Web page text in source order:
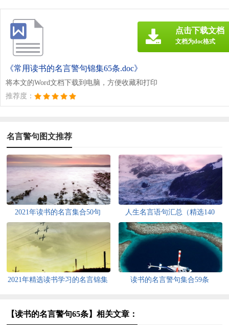
《常用读书的名言警句锦集65条.doc》
将本文的Word文档下载到电脑，方便收藏和打印
推荐度：
点击下载文档
文档为doc格式
名言警句图文推荐
2021年读书的名言集合50句
人生名言语句汇总（精选140
句）
2021年精选读书学习的名言锦集
读书的名言警句集合59条
【读书的名言警句65条】相关文章：